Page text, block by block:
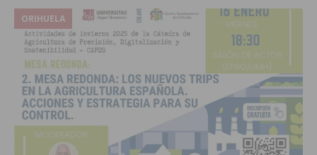
ORIHUELA